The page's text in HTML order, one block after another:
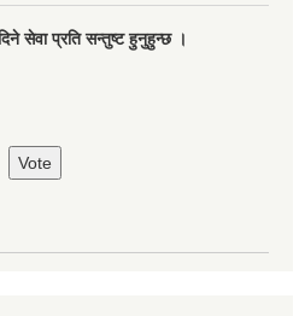
सेवा प्रति सन्तुष्ट हुनुहुन्छ ।